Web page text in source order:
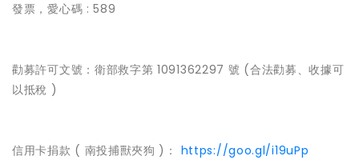
發票，愛心碼 : 589
勸募許可文號：衛部救字第 1091362297 號 (合法勸募、收據可
以抵稅 )
信用卡捐款 ( 南投捕獸夾狗 )： https://goo.gl/i19uPp